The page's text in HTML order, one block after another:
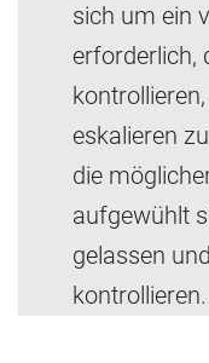
sich um ein
erforderlich,
eskalieren
die
aufgewühlt
gelassen
kontrollieren.